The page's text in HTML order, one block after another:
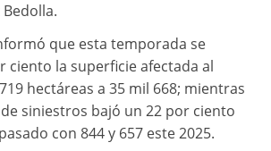
que esta temporada se
ciento la superficie afectada al
hectáreas a 35 mil 668; mientras
siniestros bajó un 22 por ciento
con 844 y 657 este 2025.